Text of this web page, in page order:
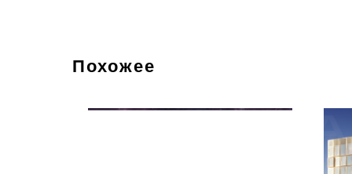
Похожее